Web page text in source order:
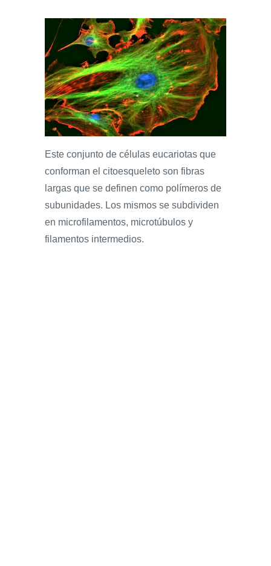
Este conjunto de células eucariotas que
conforman el citoesqueleto son fibras
largas que se definen como polímeros de
subunidades. Los mismos se subdividen
en microfilamentos, microtúbulos y
filamentos intermedios.